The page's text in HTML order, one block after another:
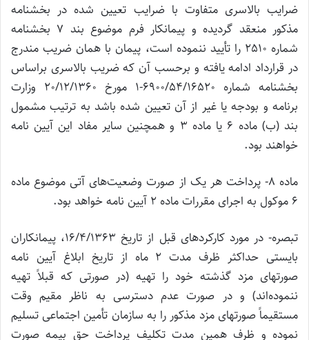
ضرایب بالاسری متفاوت با ضرایب تعیین شده در بخشنامه
مذکور منعقد گردیده و پیمانکار فرم موضوع بند 7 بخشنامه
شماره 2510 را تأیید ننموده است، پیمان با همان ضریب مندرج
در قرارداد ادامه یافته و برحسب آن که ضریب بالاسری براساس
بخشنامه شماره 6900/54/16520-1 مورخ 20/12/1360 وزارت
برنامه و بودجه یا غیر از آن تعیین شده باشد به ترتیب مشمول
بند (ب) ماده 6 یا ماده 3 و همچنین سایر مفاد این آیین نامه
خواهند بود.
ماده‌ 8- پرداخت هر یک از صورت وضعیت‌های آتی موضوع ماده
6 موکول به اجرای مقررات ماده 2 آیین نامه خواهد بود.
تبصره- در مورد کارکردهای قبل از تاریخ 16/4/1363، پیمانکاران
بایستی حداکثر ظرف مدت 2 ماه از تاریخ ابلاغ آیین نامه
صورتهای مزد گذشته خود را تهیه (در صورتی که قبلاً تهیه
ننموده‌اند) و در صورت عدم دسترسی به ناظر مقیم وقت
مستقیماً صورتهای مزد مذکور را به سازمان تأمین اجتماعی تسلیم
نموده و ظرف همین مدت تکلیف پرداخت حق بیمه صورت